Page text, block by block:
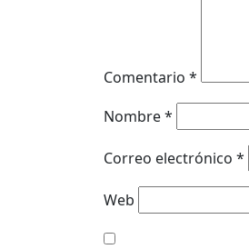
Comentario *
Nombre*
Correo electrónico *
Web